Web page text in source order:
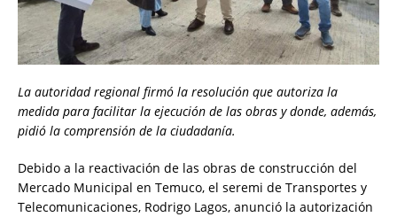
La autoridad regional firmó la resolución que autoriza la
medida para facilitar la ejecución de las obras y donde, además,
pidió la comprensión de la ciudadanía.
Debido a la reactivación de las obras de construcción del
Mercado Municipal en Temuco, el seremi de Transportes y
Telecomunicaciones, Rodrigo Lagos, anunció la autorización